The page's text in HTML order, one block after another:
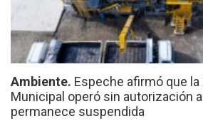
Ambiente. Espeche afirmó que
Municipal operó sin autorización
permanece suspendida